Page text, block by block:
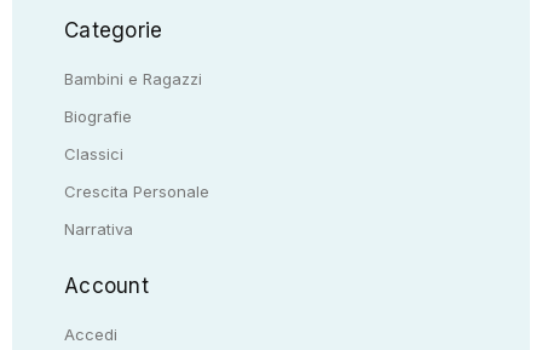
Categorie
Bambini e Ragazzi
Biografie
Classici
Crescita Personale
Narrativa
Account
Accedi